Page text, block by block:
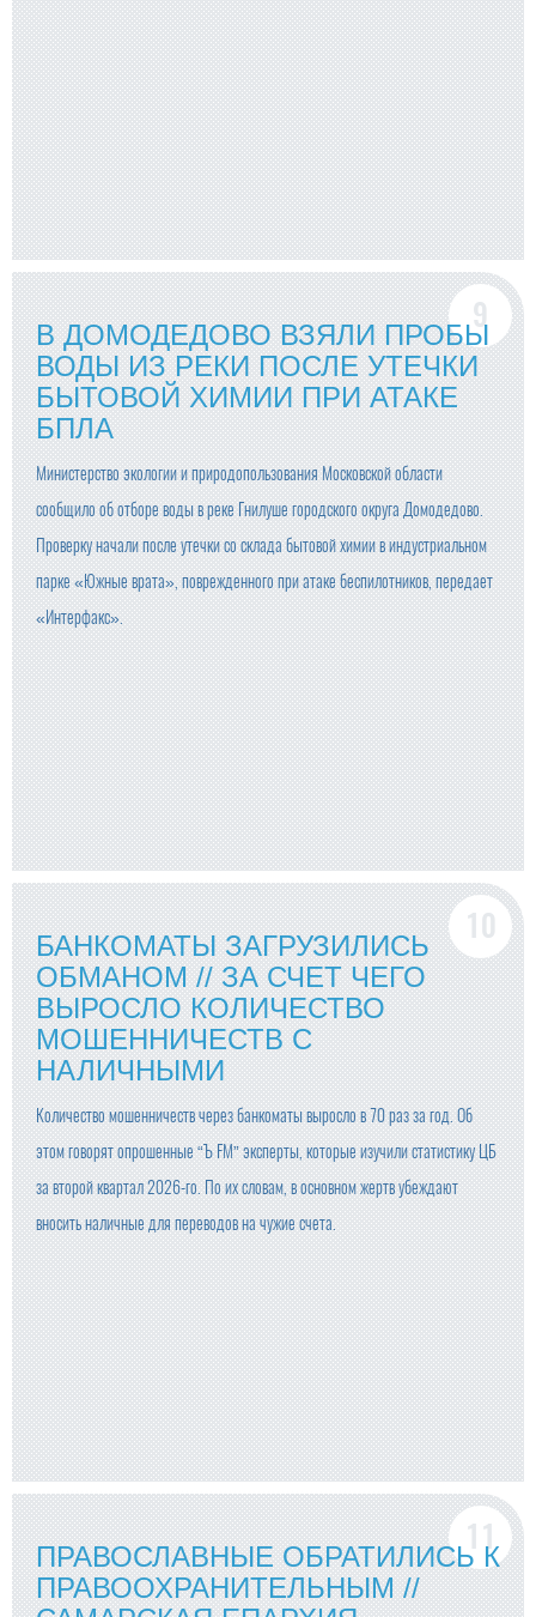
В ДОМОДЕДОВО ВЗЯЛИ ПРОБЫ
ВОДЫ ИЗ РЕКИ ПОСЛЕ УТЕЧКИ
БЫТОВОЙ ХИМИИ ПРИ АТАКЕ
БПЛА
Министерство экологии и природопользования Московской области
сообщило об отборе воды в реке Гнилуше городского округа Домодедово.
Проверку начали после утечки со склада бытовой химии в индустриальном
парке «Южные врата», поврежденного при атаке беспилотников, передает
«Интерфакс».
БАНКОМАТЫ ЗАГРУЗИЛИСЬ
ОБМАНОМ // ЗА СЧЕТ ЧЕГО
ВЫРОСЛО КОЛИЧЕСТВО
МОШЕННИЧЕСТВ С
НАЛИЧНЫМИ
Количество мошенничеств через банкоматы выросло в 70 раз за год. Об
этом говорят опрошенные “Ъ FM” эксперты, которые изучили статистику ЦБ
за второй квартал 2026-го. По их словам, в основном жертв убеждают
вносить наличные для переводов на чужие счета.
ПРАВОСЛАВНЫЕ ОБРАТИЛИСЬ К
ПРАВООХРАНИТЕЛЬНЫМ //